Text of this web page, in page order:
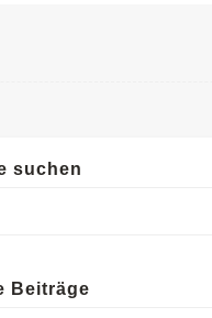
suchen
Beiträge